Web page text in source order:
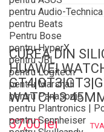
pentru Audio-Technica
pentru Beats
Pentru Bose
pentru HyperX
pentru JBL
pentru Logitech
pentru Marshall
pentru Panasonic
pentru Plantronics |
pentru Sennheiser
CUREA DIN
HUAWEI
WATCH 3
37,00 lei